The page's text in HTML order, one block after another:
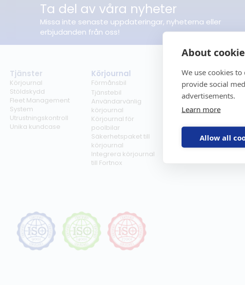
About
We use cookies
provide social
advertisements.
Learn more
Allow all
Ta del av våra nyheter
Missa inte senaste uppdateringar, nyheterna eller
erbjudanden från oss!
Tjänster
Körjournal
Stöldskydd
Fleet Management
System
Utrustningskontroll
Unika kundcase
Körjournal
Förmånsbil
Tjänstebil
Användarvänlig
körjournal
Körjournal för
poolbilar
Säkerhetspaket till
körjournal
Integrera körjournal
till Fortnox
Regelverk
Milersättning
Regler för tjänstebil
Regler för
förmånsbil